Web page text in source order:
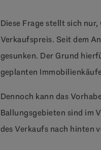
Diese Frage stellt sich
Verkaufspreis. Seit dem
gesunken. Der Grund
geplanten
Dennoch kann das
Ballungsgebieten sind im
des Verkaufs nach hinten